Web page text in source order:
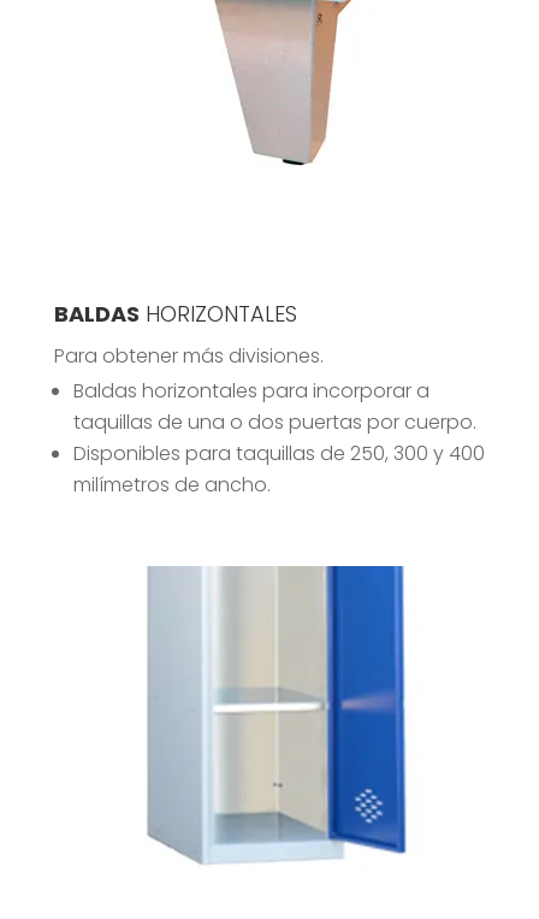
BALDAS HORIZONTALES
Para obtener más divisiones.
Baldas horizontales para incorporar a
taquillas de una o dos puertas por cuerpo.
Disponibles para taquillas de 250, 300 y 400
milímetros de ancho.